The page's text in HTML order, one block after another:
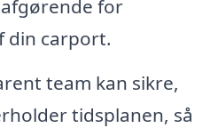
for
din carport.
team kan sikre,
tidsplanen, så